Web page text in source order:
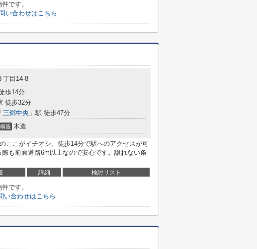
です。
い合わせはこちら
丁目14-8
歩14分
徒歩32分
「 三郷中央 」駅 徒歩47分
構造 木造
ここがイチオシ。徒歩14分で駅へのアクセスが可
も前面道路6m以上なので安心です。譲れない条
詳細 検討リスト
です。
い合わせはこちら